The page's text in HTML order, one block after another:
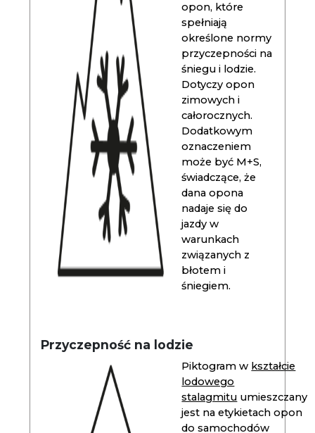
opon, które
spełniają
określone normy
przyczepności na
śniegu i lodzie.
Dotyczy opon
zimowych i
całorocznych.
Dodatkowym
oznaczeniem
może być M+S,
świadczące, że
dana opona
nadaje się do
jazdy w
warunkach
związanych z
błotem i
śniegiem.
Przyczepność na lodzie
Piktogram w kształcie
lodowego
stalagmitu umieszczany
jest na etykietach opon
do samochodów